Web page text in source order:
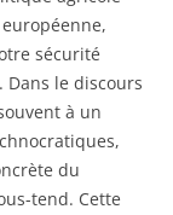
sécurité
le discours
à un
du
tend. Cette